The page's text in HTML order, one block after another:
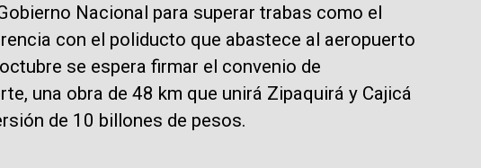
Nacional para superar trabas como el
con el poliducto que abastece al aeropuerto
se espera firmar el convenio de
una obra de 48 km que unirá Zipaquirá y Cajicá
de 10 billones de pesos.